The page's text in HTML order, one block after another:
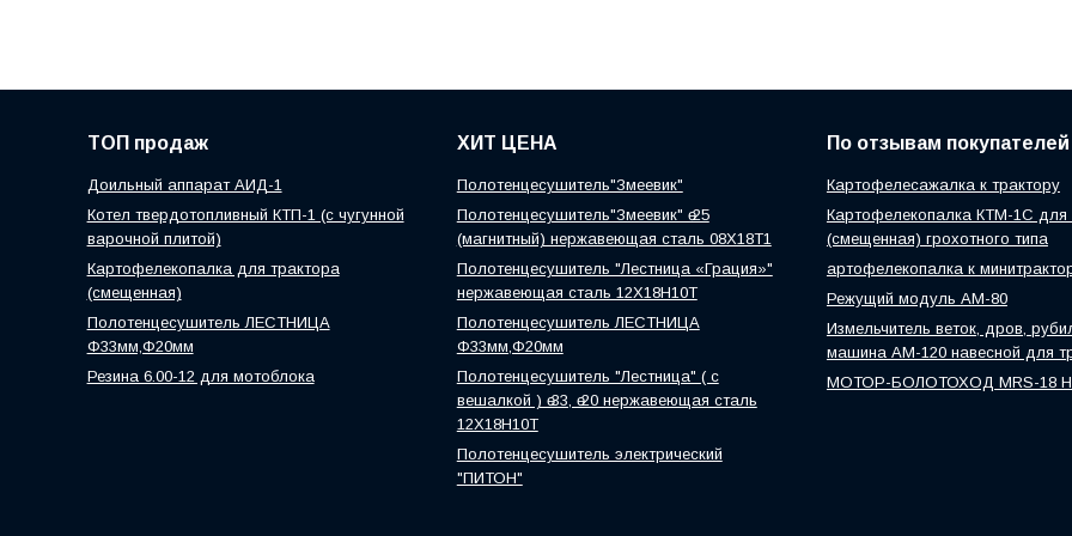
ТОП продаж
Доильный аппарат АИД-1
Котел твердотопливный КТП-1 (с чугунной
варочной плитой)
Картофелекопалка для трактора
(смещенная)
Полотенцесушитель ЛЕСТНИЦА
Ф33мм,Ф20мм
Резина 6.00-12 для мотоблока
ХИТ ЦЕНА
Полотенцесушитель"Змеевик"
Полотенцесушитель"Змеевик" ө 25
(магнитный) нержавеющая сталь 08Х18Т1
Полотенцесушитель "Лестница «Грация»"
нержавеющая сталь 12Х18Н10Т
Полотенцесушитель ЛЕСТНИЦА
Ф33мм,Ф20мм
Полотенцесушитель "Лестница" ( с
вешалкой ) ө 33, ө 20 нержавеющая сталь
12Х18Н10Т
Полотенцесушитель электрический
"ПИТОН"
По отзывам покупателей
Картофелесажалка к трактору
Картофелекопалка КТМ-1С для
(смещенная) грохотного типа
артофелекопалка к
Режущий модуль АМ-80
Измельчитель веток, дров,
машина АМ-120 навесной для
МОТОР-БОЛОТОХОД MRS-18